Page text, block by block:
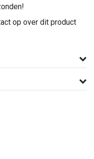
op over dit product